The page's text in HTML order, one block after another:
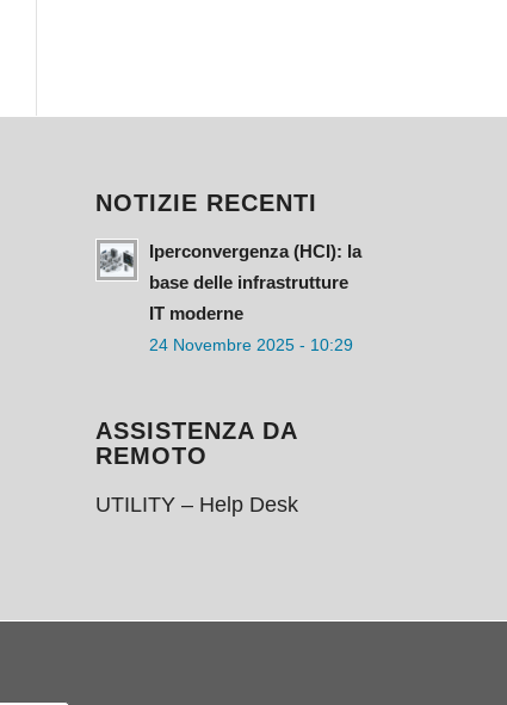
NOTIZIE RECENTI
Iperconvergenza (HCI): la
base delle infrastrutture
IT moderne
24 Novembre 2025 - 10:29
ASSISTENZA DA
REMOTO
UTILITY – Help Desk